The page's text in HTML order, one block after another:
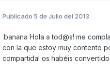
Publicado 5 de Julio del 2013
:banana Hola a tod@s! me
con la que estoy muy contento
compartida! os habéis